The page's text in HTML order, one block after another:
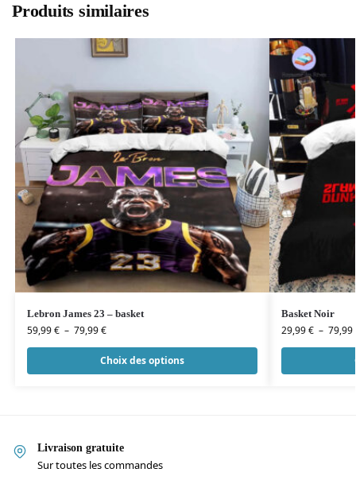
Produits similaires
Lebron James 23 – basket
59,99€ – 79,99€
Choix des options
Basket Noir
29,99€ – 79,99
Livraison gratuite
Sur toutes les commandes